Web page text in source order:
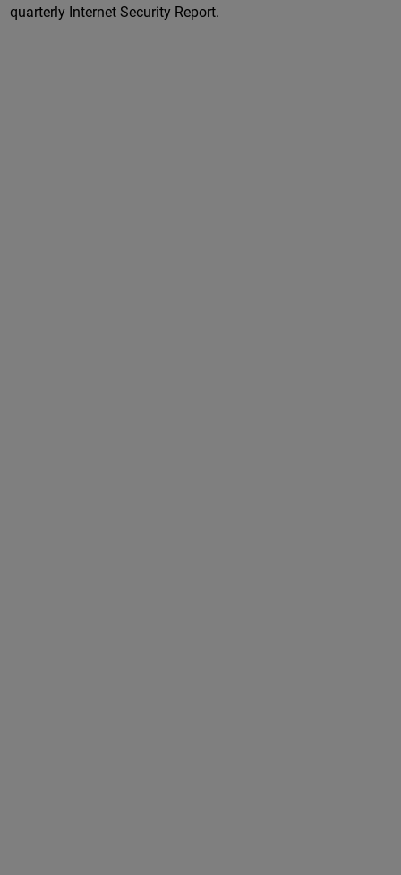
quarterly Internet Security Report.